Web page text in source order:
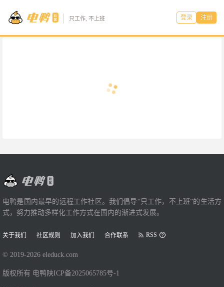
只工作, 不上班 登录 注册
电鸭是国内最早的远程工作社区。我们倡导“只工作，不上班”的生活方
式，努力推动多样化工作方式在国内的渐进式发展。
关于我们 社区规则 加入我们 合作联系 RSS
© 2019-2026 eleduck.com
版权所有 电鸭 陕ICP备2025065785号-1